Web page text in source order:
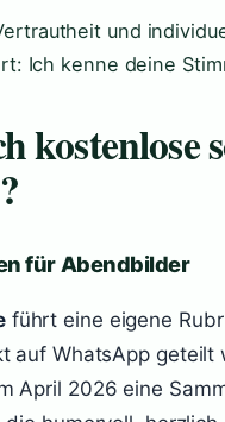
und
Ich kenne deine
für Abendbilder
führt eine eigene
auf WhatsApp geteilt
April 2026 eine